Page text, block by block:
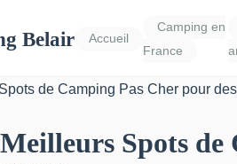
Accueil
Camping en
France
Spots